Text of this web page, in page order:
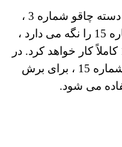
دسته چاقو
شماره 3 ،
دسته چاقو شماره 7 ,تیغه شماره 15 را نگه می دارد ،
در
صورت استفاده همراه با تیغه شماره 15 ، برای برش
می شود.